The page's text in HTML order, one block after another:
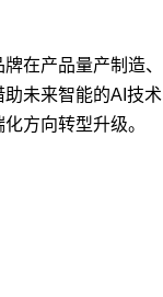
在产品量产制造、
未来智能的AI技术
方向转型升级。